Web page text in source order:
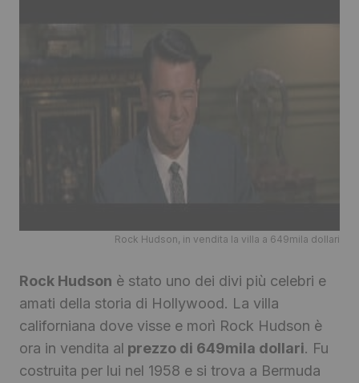
Rock Hudson, in vendita la villa a 649mila dollari
Rock Hudson è stato uno dei divi più celebri e
amati della storia di Hollywood. La villa
californiana dove visse e morì Rock Hudson è
ora in vendita al prezzo di 649mila dollari. Fu
costruita per lui nel 1958 e si trova a Bermuda